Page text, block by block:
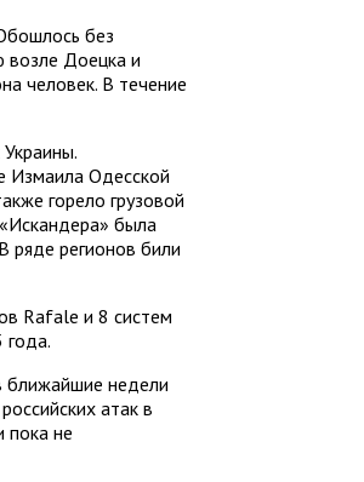
без
возле Доецка и
человек. В течение
Измаила Одесской
горело грузовой
была
ряде регионов били
Rafale и 8 систем
ближайшие недели
атак в
пока не